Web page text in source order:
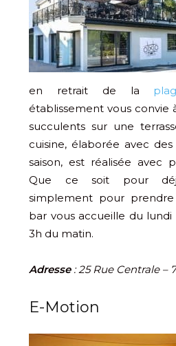
en retrait de la
établissement vous convie
succulents sur une
cuisine, élaborée avec
saison, est réalisée avec
Que ce soit pour
simplement pour prendre
bar vous accueille du lundi
3h du matin.
Adresse: 25 Rue Centrale –
E-Motion